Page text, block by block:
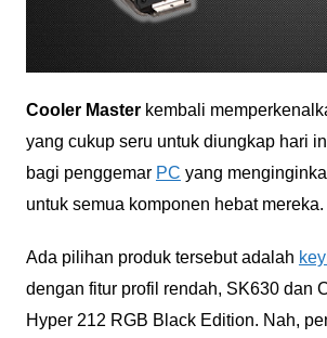
Cooler Masterkembali
yang cukup seru untuk diungkap hari
bagi penggemar PC yang
untuk semua komponen hebat mereka.
Ada pilihan produk tersebut adalah
dengan fitur profil rendah, SK630 dan
Hyper 212 RGB Black Edition. Nah,